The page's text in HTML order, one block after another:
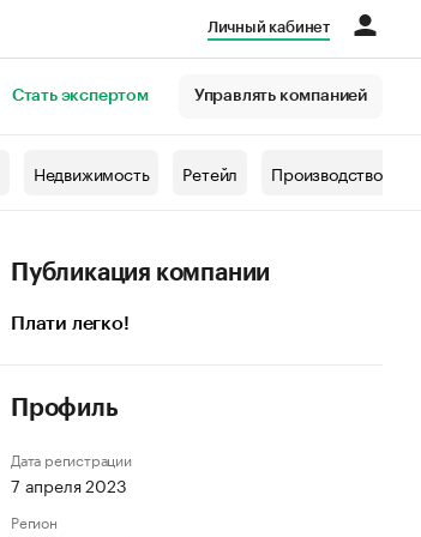
Личный кабинет
Стать экспертом Управлять компанией
Недвижимость Ретейл Производство
Публикация компании
Плати легко!
Профиль
Дата регистрации
7 апреля 2023
Регион